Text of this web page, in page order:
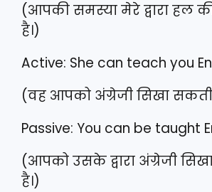
(आपकी समस्या मेरे द्वारा हल
है।)
Active: She can teach you
(वह आपको अंग्रेजी सिखा सकती
Passive: You can be taught
(आपको उसके द्वारा अंग्रेजी
है।)